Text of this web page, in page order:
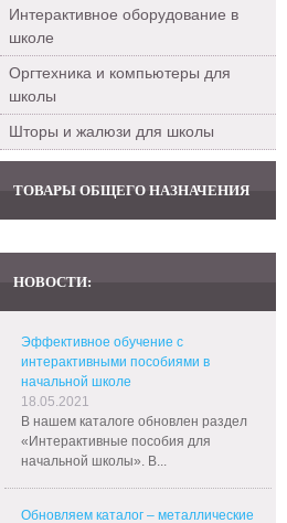
Интерактивное оборудование в
школе
Оргтехника и компьютеры для
школы
Шторы и жалюзи для школы
ТОВАРЫ ОБЩЕГО НАЗНАЧЕНИЯ
НОВОСТИ:
Эффективное обучение с
интерактивными пособиями в
начальной школе
18.05.2021
В нашем каталоге обновлен раздел
«Интерактивные пособия для
начальной школы». В...
Обновляем каталог – металлические